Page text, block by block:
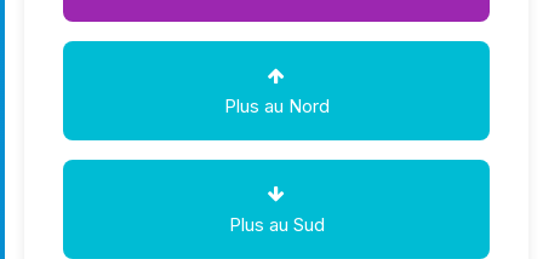
Plus au Nord
Plus au Sud